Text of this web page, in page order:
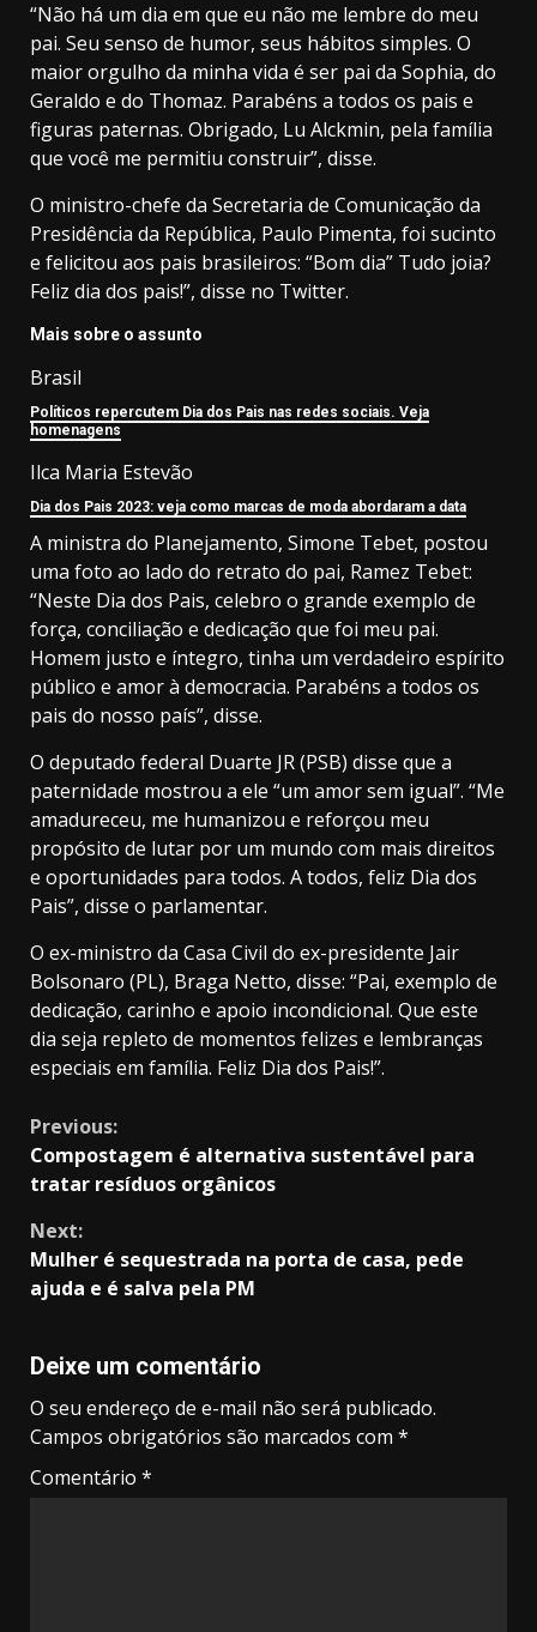
“Não há um dia em que eu não me lembre do meu
pai. Seu senso de humor, seus hábitos simples. O
maior orgulho da minha vida é ser pai da Sophia, do
Geraldo e do Thomaz. Parabéns a todos os pais e
figuras paternas. Obrigado, Lu Alckmin, pela família
que você me permitiu construir”, disse.
O ministro-chefe da Secretaria de Comunicação da
Presidência da República, Paulo Pimenta, foi sucinto
e felicitou aos pais brasileiros: “Bom dia” Tudo joia?
Feliz dia dos pais!”, disse no Twitter.
Mais sobre o assunto
Brasil
Políticos repercutem Dia dos Pais nas redes sociais. Veja
homenagens
Ilca Maria Estevão
Dia dos Pais 2023: veja como marcas de moda abordaram a data
A ministra do Planejamento, Simone Tebet, postou
uma foto ao lado do retrato do pai, Ramez Tebet:
“Neste Dia dos Pais, celebro o grande exemplo de
força, conciliação e dedicação que foi meu pai.
Homem justo e íntegro, tinha um verdadeiro espírito
público e amor à democracia. Parabéns a todos os
pais do nosso país”, disse.
O deputado federal Duarte JR (PSB) disse que a
paternidade mostrou a ele “um amor sem igual”. “Me
amadureceu, me humanizou e reforçou meu
propósito de lutar por um mundo com mais direitos
e oportunidades para todos. A todos, feliz Dia dos
Pais”, disse o parlamentar.
O ex-ministro da Casa Civil do ex-presidente Jair
Bolsonaro (PL), Braga Netto, disse: “Pai, exemplo de
dedicação, carinho e apoio incondicional. Que este
dia seja repleto de momentos felizes e lembranças
especiais em família. Feliz Dia dos Pais!”.
Continue
Reading
Previous:
Compostagem é alternativa sustentável para
tratar resíduos orgânicos
Next:
Mulher é sequestrada na porta de casa, pede
ajuda e é salva pela PM
Deixe um comentário
O seu endereço de e-mail não será publicado.
Campos obrigatórios são marcados com *
Comentário *